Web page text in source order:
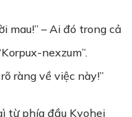
mau!” – Ai đó trong cả
nexzum”.
ràng về việc này!”
từ phía đầu Kyohei